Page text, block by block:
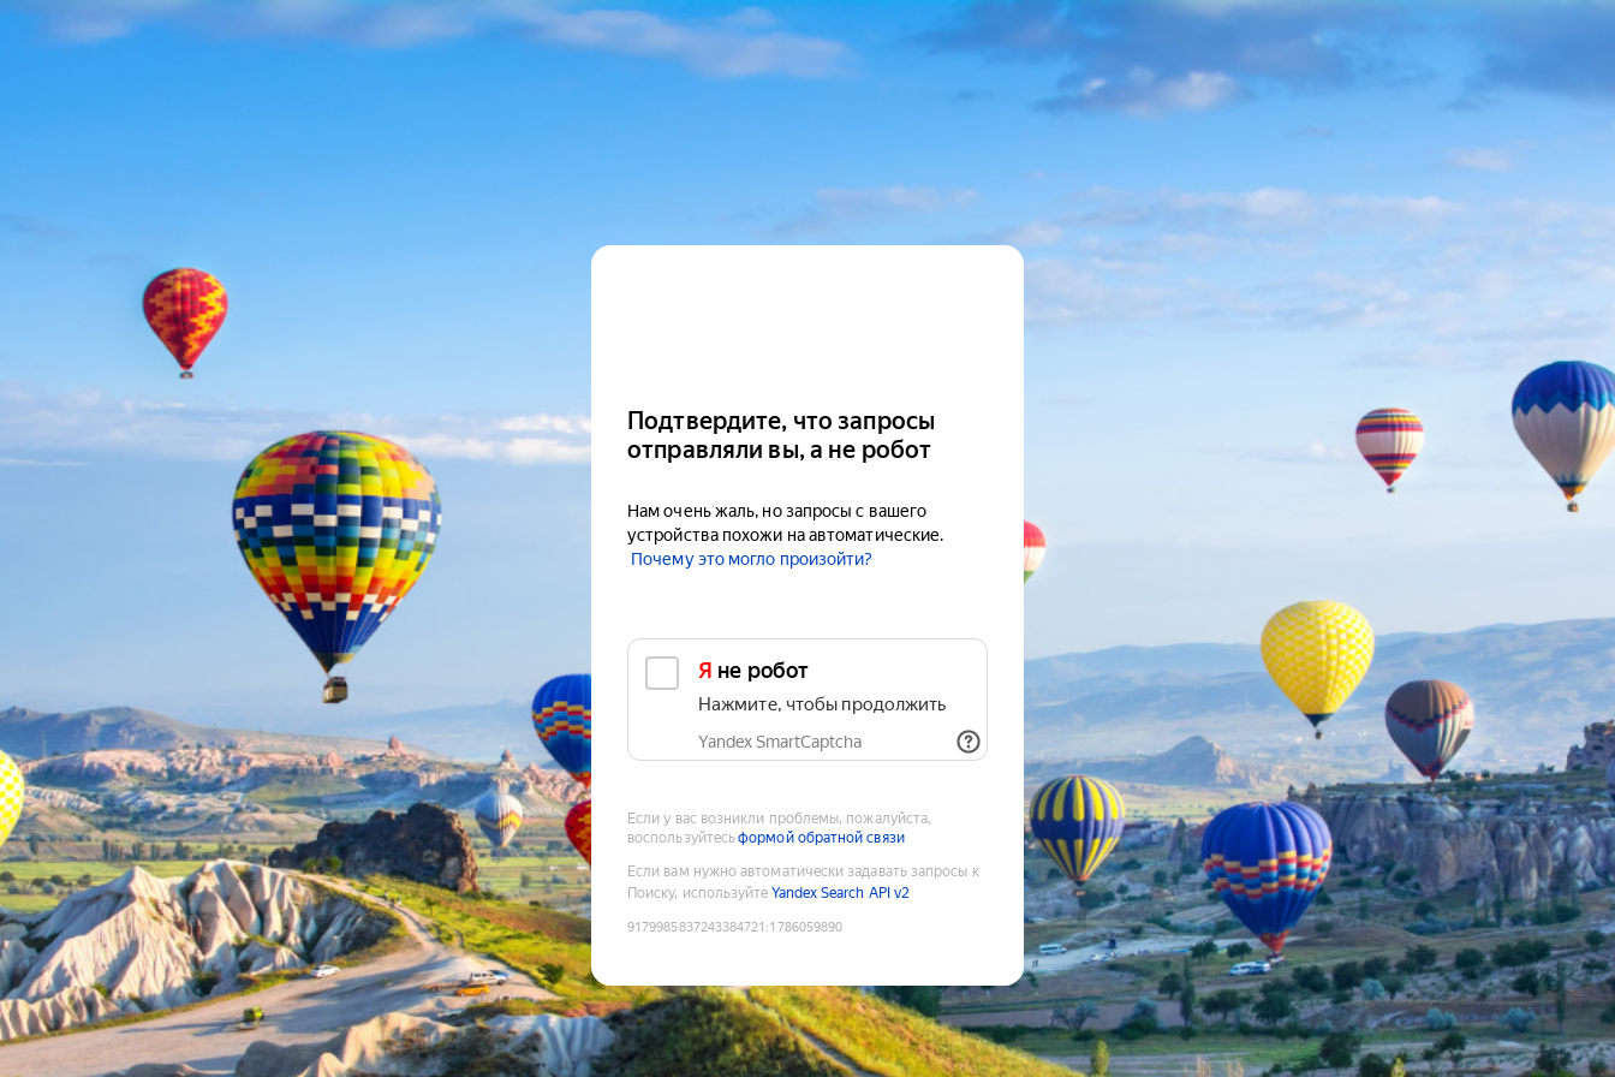
Подтвердите, что запросы
отправляли вы, а не робот
Нам очень жаль, но запросы с вашего
устройства похожи на автоматические.
Почему это могло произойти?
Я не робот
Нажмите, чтобы продолжить
Yandex SmartCaptcha
Если у вас возникли проблемы, пожалуйста,
воспользуйтесьформой обратной связи
Если вам нужно автоматически задавать запросы к
Поиску, используйте Yandex Search API v2
9179985837243384721 :1786059890